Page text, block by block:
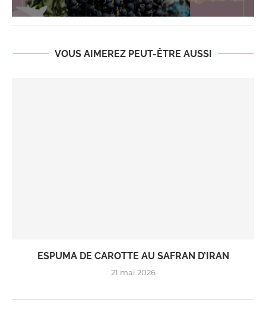
VOUS AIMEREZ PEUT-ÊTRE AUSSI
ESPUMA DE CAROTTE AU SAFRAN D’IRAN
21 mai 2026